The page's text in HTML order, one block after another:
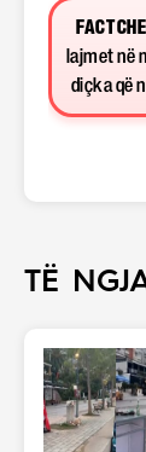
FACT
lajmet në
diçka që
TË